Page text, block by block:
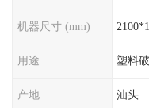
机器尺寸 (mm)
用途 塑料
产地 汕头